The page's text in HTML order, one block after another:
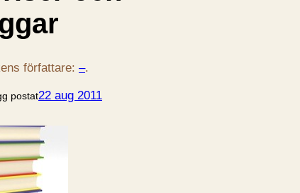
författare: –.
postat22 aug 2011